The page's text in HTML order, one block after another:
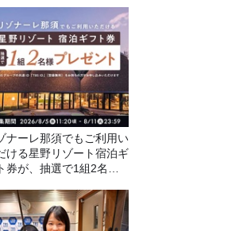
ナーレ那須でもご利用い
ける星野リゾート宿泊ギ
券が、抽選で1組2名様